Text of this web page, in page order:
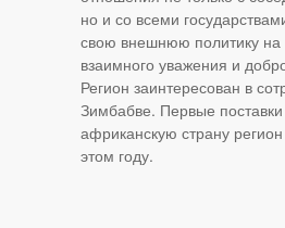
но и со всеми
свою внешнюю политику на
взаимного уважения и
Регион заинтересован в
Зимбабве. Первые поставки
африканскую страну
этом году.